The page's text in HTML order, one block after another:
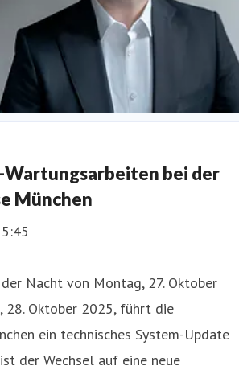
bei der
München
der Nacht von Montag, 27. Oktober
28. Oktober 2025, führt die
ein technisches System-Update
der Wechsel auf eine neue